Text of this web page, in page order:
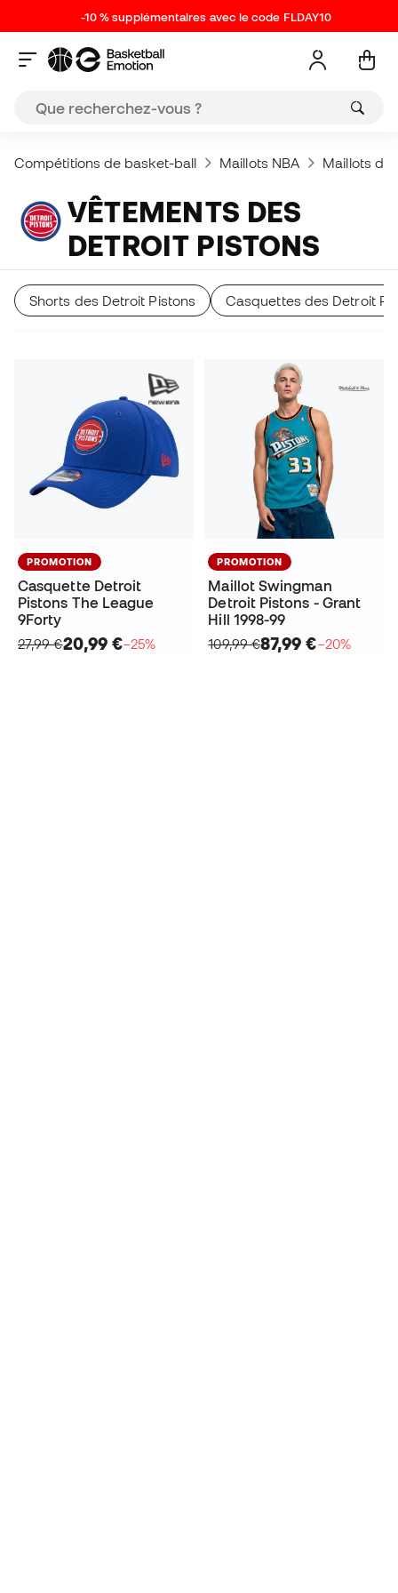
-10 % supplémentaires avec le code FLDAY10
Compétitions de basket-ball Maillots NBA Maillots
VÊTEMENTS DES
DETROIT PISTONS
Shorts des Detroit Pistons Casquettes des Detroit
PROMOTION
Casquette Detroit
Pistons The League
9Forty
27,99 €20,99 €−25%
PROMOTION
Maillot Swingman
Detroit Pistons - Grant
Hill 1998-99
109,99 €87,99 €−20%